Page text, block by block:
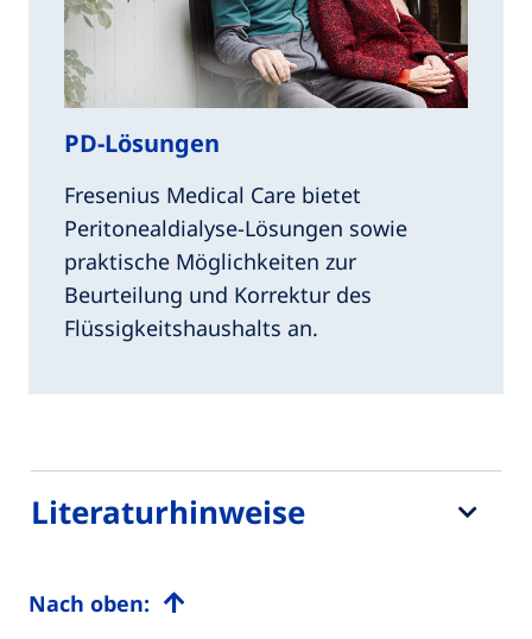
PD-Lösungen
Fresenius Medical Care bietet
Peritonealdialyse-Lösungen sowie
praktische Möglichkeiten zur
Beurteilung und Korrektur des
Flüssigkeitshaushalts an.
Literaturhinweise
Nach oben: